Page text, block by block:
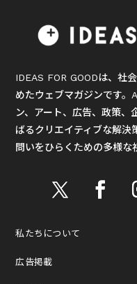
IDEAS FOR GOODは、社
めたウェブマガジンです。
ン、アート、広告、政策、
ばるクリエイティブな解決
問いをひらくための多様な
私たちについて
広告掲載